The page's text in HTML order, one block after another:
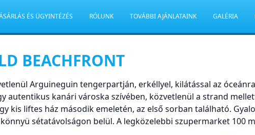
ÉS ÜGYINTÉZÉS RÓLUNK TOVÁBBI AJÁNLATAINK GALÉRIA
BEACHFRONT
Arguineguin tengerpartján, erkéllyel, kilátással az
autentikus kanári városka szívében, közvetlenül a strand
kis liftes ház második emeletén, az első sorban található.
sétatávolságon belül. A legközelebbi szupermarket 100